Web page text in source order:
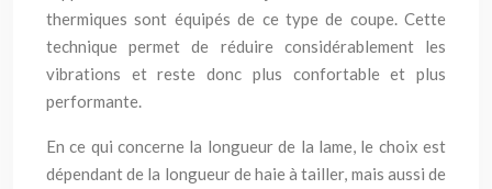
thermiques sont équipés de ce type de coupe. Cette
technique permet de réduire considérablement les
vibrations et reste donc plus confortable et plus
performante.
En ce qui concerne la longueur de la lame, le choix est
dépendant de la longueur de haie à tailler, mais aussi de